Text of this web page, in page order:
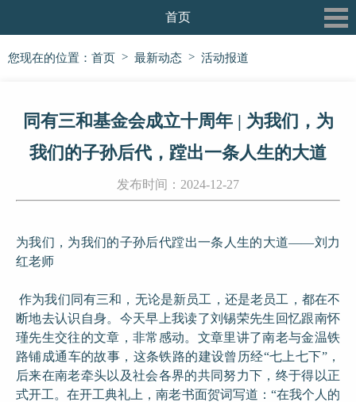
首页
关于我们
三和书院
三和论坛
三和公益行
您现在的位置： 首页 > 最新动态 > 活动报道
同有三和基金会成立十周年 | 为我们，为
我们的子孙后代，蹚出一条人生的大道
发布时间：2024-12-27
为我们，为我们的子孙后代蹚出一条人生的大道——刘力
红老师
作为我们同有三和，无论是新员工，还是老员工，都在不
断地去认识自身。今天早上我读了刘锡荣先生回忆跟南怀
瑾先生交往的文章，非常感动。文章里讲了南老与金温铁
路铺成通车的故事，这条铁路的建设曾历经“七上七下”，
后来在南老牵头以及社会各界的共同努力下，终于得以正
式开工。在开工典礼上，南老书面贺词写道：“在我个人的